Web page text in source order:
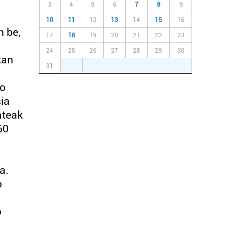
be,
3 4 5 6 7 8 9
10 11 12 13 14 15 16
17 18 19 20 21 22 23
24 25 26 27 28 29 30
31